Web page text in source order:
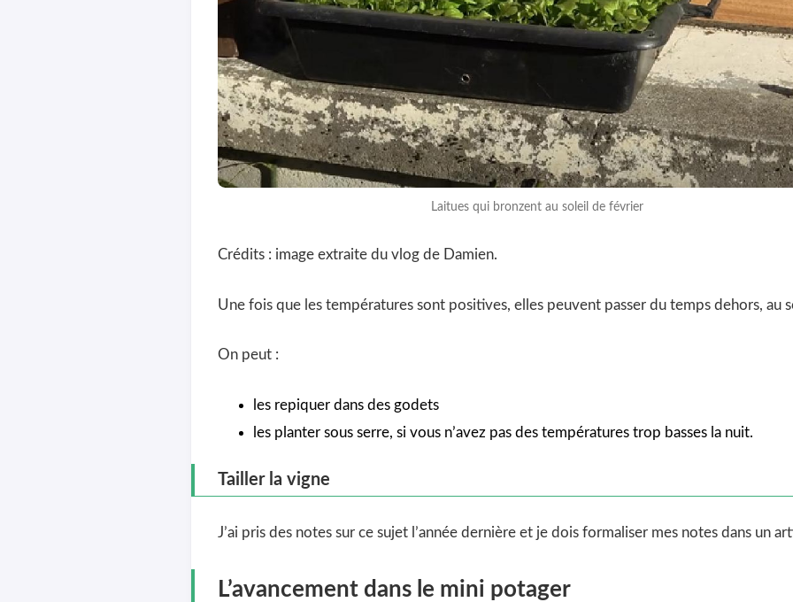
Laitues qui bronzent au soleil de février
Crédits : image extraite du vlog de Damien.
Une fois que les températures sont positives, elles peuvent passer du temps dehors, au
On peut :
les repiquer dans des godets
les planter sous serre, si vous n’avez pas des températures trop basses la nuit.
Tailler la vigne
J’ai pris des notes sur ce sujet l’année dernière et je dois formaliser mes notes dans un
L’avancement dans le mini potager